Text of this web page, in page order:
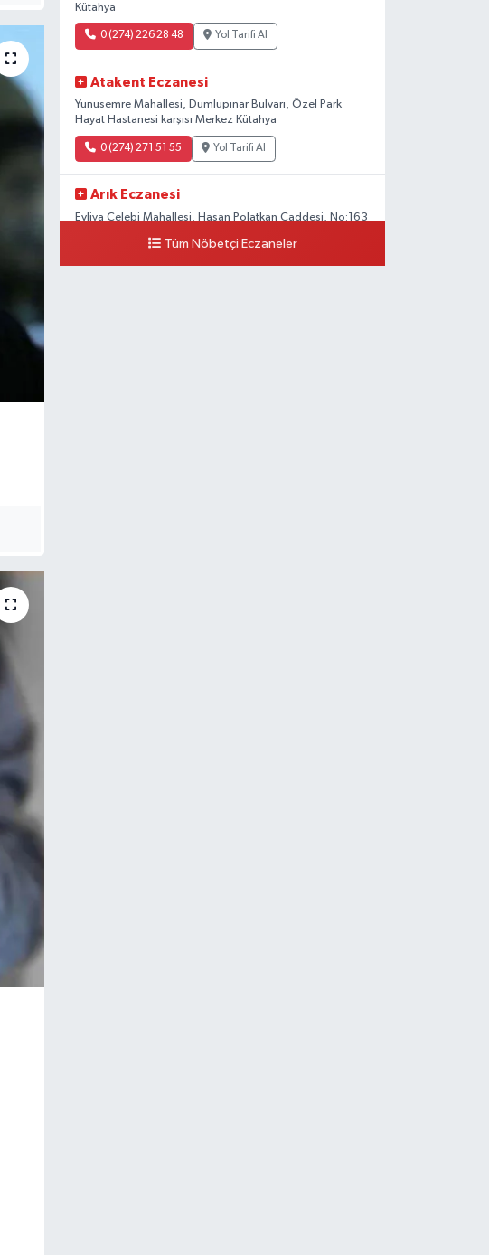
Kütahya
0 (274) 226 28 48 Yol Tarifi Al
Atakent Eczanesi
Yunusemre Mahallesi, Dumlupınar Bulvarı, Özel Park
Hayat Hastanesi karşısı Merkez Kütahya
0 (274) 271 51 55 Yol Tarifi Al
Arık Eczanesi
Evliya Çelebi Mahallesi, Hasan Polatkan Caddesi, No:163
Tüm Nöbetçi Eczaneler